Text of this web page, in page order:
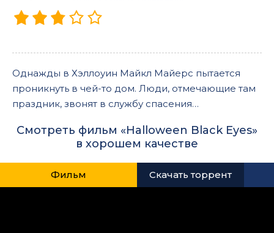
Однажды в Хэллоуин Майкл Майерс пытается
проникнуть в чей-то дом. Люди, отмечающие там
праздник, звонят в службу спасения…
Смотреть фильм «Halloween Black Eyes»
в хорошем качестве
Фильм Скачать торрент